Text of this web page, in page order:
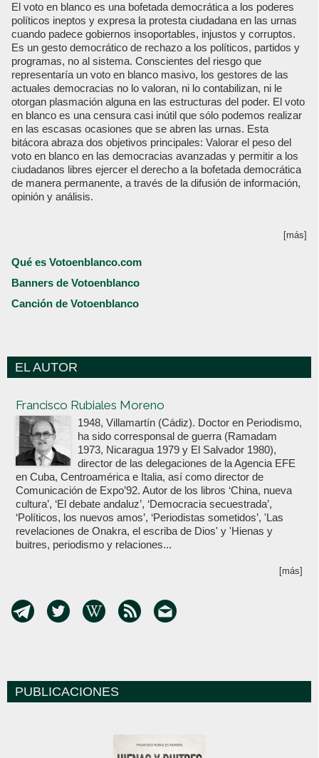
El voto en blanco es una bofetada democrática a los poderes
políticos ineptos y expresa la protesta ciudadana en las urnas
cuando padece gobiernos insoportables, injustos y corruptos.
Es un gesto democrático de rechazo a los políticos, partidos y
programas, no al sistema. Conscientes del riesgo que
representaría un voto en blanco masivo, los gestores de las
actuales democracias no lo valoran, ni lo contabilizan, ni le
otorgan plasmación alguna en las estructuras del poder. El voto
en blanco es una censura casi inútil que sólo podemos realizar
en las escasas ocasiones que se abren las urnas. Esta
bitácora abraza dos objetivos principales: Valorar el peso del
voto en blanco en las democracias avanzadas y permitir a los
ciudadanos libres ejercer el derecho a la bofetada democrática
de manera permanente, a través de la difusión de información,
opinión y análisis.
[más]
Qué es Votoenblanco.com
Banners de Votoenblanco
Canción de Votoenblanco
EL AUTOR
Francisco Rubiales Moreno
1948, Villamartín (Cádiz). Doctor en Periodismo,
ha sido corresponsal de guerra (Ramadam
1973, Nicaragua 1979 y El Salvador 1980),
director de las delegaciones de la Agencia EFE
en Cuba, Centroamérica e Italia, así como director de
Comunicación de Expo’92. Autor de los libros ‘China, nueva
cultura’, ‘El debate andaluz’, ‘Democracia secuestrada’,
‘Políticos, los nuevos amos’, ‘Periodistas sometidos’, 'Las
revelaciones de Onakra, el escriba de Dios' y 'Hienas y
buitres, periodismo y relaciones...
[más]
PUBLICACIONES